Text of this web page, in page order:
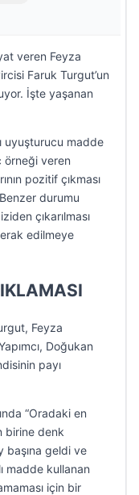
veren Feyza
Faruk Turgut’un
İşte yaşanan
uyuşturucu madde
örneği veren
pozitif çıkması
durumu
çıkarılması
edilmeye
Feyza
Doğukan
payı
“Oradaki en
birine denk
başına geldi ve
madde kullanan
için bir